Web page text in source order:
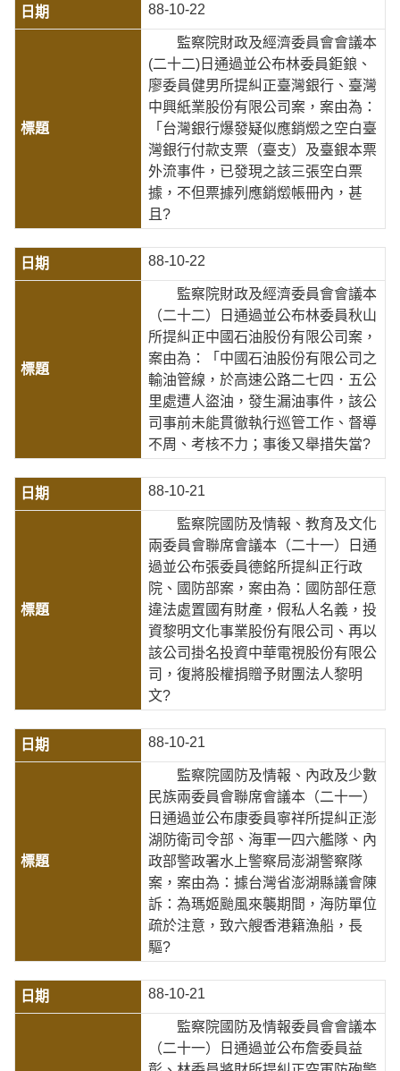
88-10-22
監察院財政及經濟委員會會議本
(二十二)日通過並公布林委員鉅鋃、
廖委員健男所提糾正臺灣銀行、臺灣
中興紙業股份有限公司案，案由為：
「台灣銀行爆發疑似應銷燬之空白臺
灣銀行付款支票（臺支）及臺銀本票
外流事件，已發現之該三張空白票
據，不但票據列應銷燬帳冊內，甚
且?
88-10-22
監察院財政及經濟委員會會議本
（二十二）日通過並公布林委員秋山
所提糾正中國石油股份有限公司案，
案由為：「中國石油股份有限公司之
輸油管線，於高速公路二七四．五公
里處遭人盜油，發生漏油事件，該公
司事前未能貫徹執行巡管工作、督導
不周、考核不力；事後又舉措失當?
88-10-21
監察院國防及情報、教育及文化
兩委員會聯席會議本（二十一）日通
過並公布張委員德銘所提糾正行政
院、國防部案，案由為：國防部任意
違法處置國有財產，假私人名義，投
資黎明文化事業股份有限公司、再以
該公司掛名投資中華電視股份有限公
司，復將股權捐贈予財團法人黎明
文?
88-10-21
監察院國防及情報、內政及少數
民族兩委員會聯席會議本（二十一）
日通過並公布康委員寧祥所提糾正澎
湖防衛司令部、海軍一四六艦隊、內
政部警政署水上警察局澎湖警察隊
案，案由為：據台灣省澎湖縣議會陳
訴：為瑪姬颱風來襲期間，海防單位
疏於注意，致六艘香港籍漁船，長
驅?
88-10-21
監察院國防及情報委員會會議本
（二十一）日通過並公布詹委員益